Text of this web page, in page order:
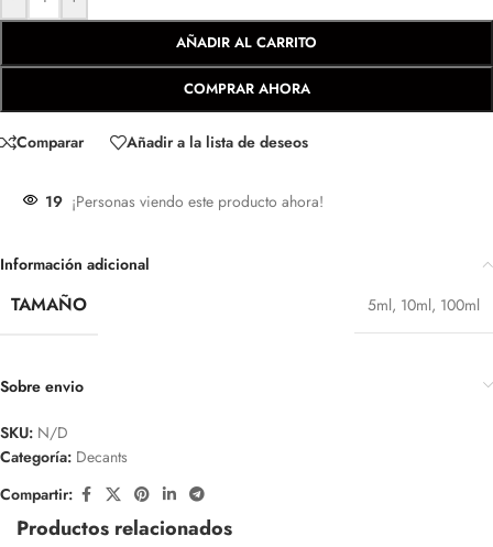
AÑADIR AL CARRITO
COMPRAR AHORA
Comparar Añadir a la lista de deseos
19 ¡Personas viendo este producto ahora!
Información adicional
TAMAÑO 5ml, 10ml, 100ml
Sobre envio
SKU: N/D
Categoría: Decants
Compartir:
Productos relacionados